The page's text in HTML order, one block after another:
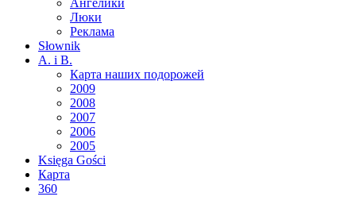
Ангелики
Люки
Реклама
Słownik
A. i B.
Карта наших подорожей
2009
2008
2007
2006
2005
Księga Gości
Карта
360